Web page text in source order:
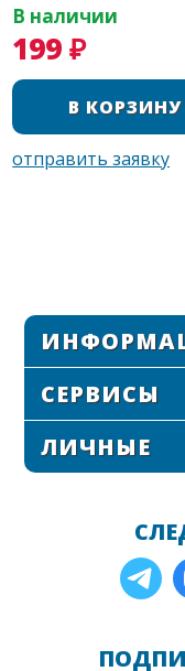
В наличии
199 ₽
СЕРВИСЫ
ЛИЧНЫЕ